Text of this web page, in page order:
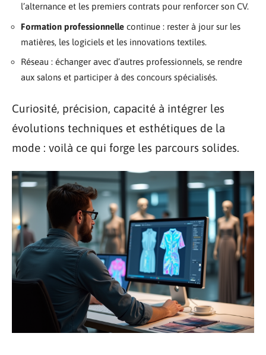
l’alternance et les premiers contrats pour renforcer son CV.
Formation professionnelle continue : rester à jour sur les
matières, les logiciels et les innovations textiles.
Réseau : échanger avec d’autres professionnels, se rendre
aux salons et participer à des concours spécialisés.
Curiosité, précision, capacité à intégrer les
évolutions techniques et esthétiques de la
mode : voilà ce qui forge les parcours solides.